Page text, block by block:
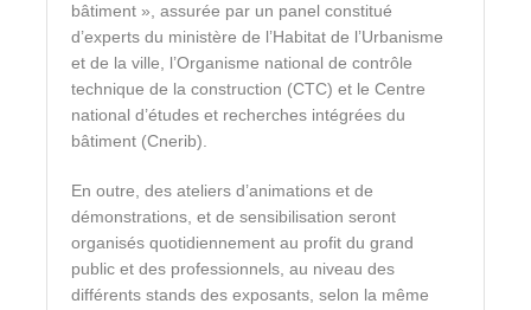
bâtiment », assurée par un panel constitué
d’experts du ministère de l’Habitat de l’Urbanisme
et de la ville, l’Organisme national de contrôle
technique de la construction (CTC) et le Centre
national d’études et recherches intégrées du
bâtiment (Cnerib).
En outre, des ateliers d’animations et de
démonstrations, et de sensibilisation seront
organisés quotidiennement au profit du grand
public et des professionnels, au niveau des
différents stands des exposants, selon la même